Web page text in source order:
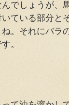
でしょうが、
ている部分と
。それにバラ
。